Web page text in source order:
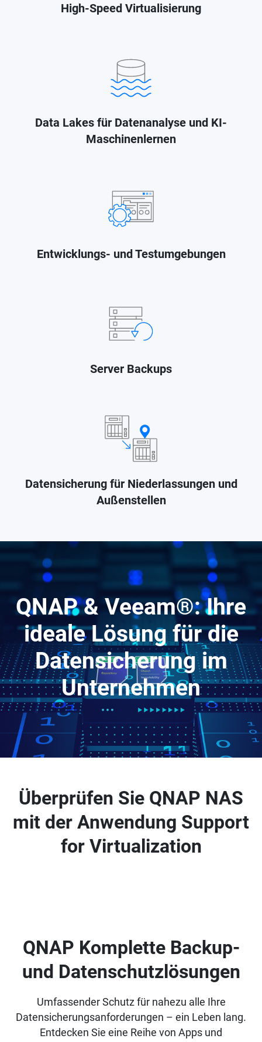
High-Speed Virtualisierung
Data Lakes für Datenanalyse und KI-
Maschinenlernen
Entwicklungs- und Testumgebungen
Server Backups
Datensicherung für Niederlassungen und
Außenstellen
QNAP & Veeam®: Ihre
ideale Lösung für die
Datensicherung im
Unternehmen
Überprüfen Sie QNAP NAS
mit der Anwendung Support
for Virtualization
QNAP Komplette Backup-
und Datenschutzlösungen
Umfassender Schutz für nahezu alle Ihre
Datensicherungsanforderungen – ein Leben lang.
Entdecken Sie eine Reihe von Apps und